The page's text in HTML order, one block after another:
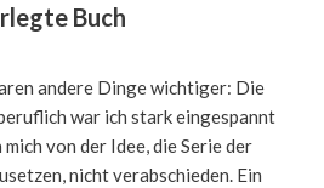
Buch
andere Dinge wichtiger: Die
war ich stark eingespannt
von der Idee, die Serie der
nicht verabschieden. Ein